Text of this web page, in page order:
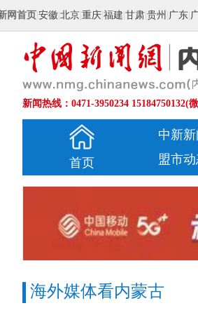
网首页 安徽 北京 重庆 福建 甘肃 贵州 广东
新闻热线：0471-3950234 15184750132(
首页
中新新
盟市
海外媒体看内蒙古